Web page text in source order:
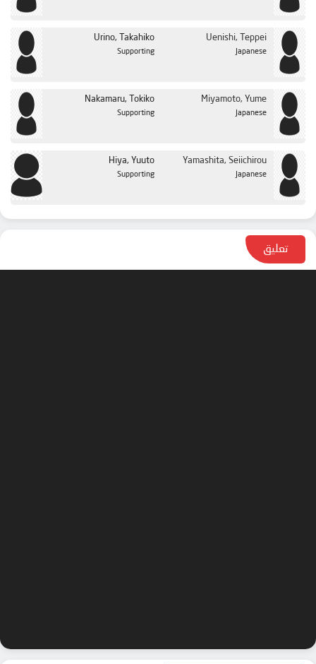
Urino, Takahiko
Supporting
Uenishi, Teppei
Japanese
Nakamaru, Tokiko
Supporting
Miyamoto, Yume
Japanese
Hiya, Yuuto
Supporting
Yamashita, Seiichirou
Japanese
تعليق